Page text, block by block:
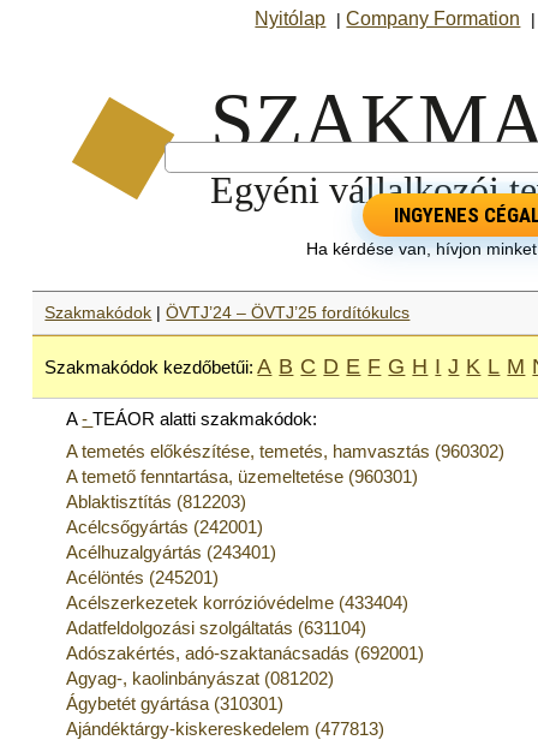
Nyitólap |Company Formation
INGYENES
Ha kérdése van, hívjon
Szakmakódok |ÖVTJ’24 – ÖVTJ’25 fordítókulcs
Szakmakódok kezdőbetűi: A B C D E F G H I J K L M
A-TEÁOR alatti szakmakódok:
A temetés előkészítése, temetés, hamvasztás (960302)
A temető fenntartása, üzemeltetése (960301)
Ablaktisztítás (812203)
Acélcsőgyártás (242001)
Acélhuzalgyártás (243401)
Acélöntés (245201)
Acélszerkezetek korrózióvédelme (433404)
Adatfeldolgozási szolgáltatás (631104)
Adószakértés, adó-szaktanácsadás (692001)
Agyag-, kaolinbányászat (081202)
Ágybetét gyártása (310301)
Ajándéktárgy-kiskereskedelem (477813)